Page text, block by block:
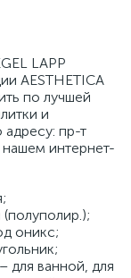
LAPP
AESTHETICA
по лучшей
и
адресу: пр-т
интернет-
оникс;
для ванной, для